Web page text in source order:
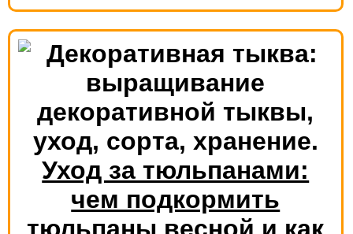
Уход за тюльпанами:
чем подкормить